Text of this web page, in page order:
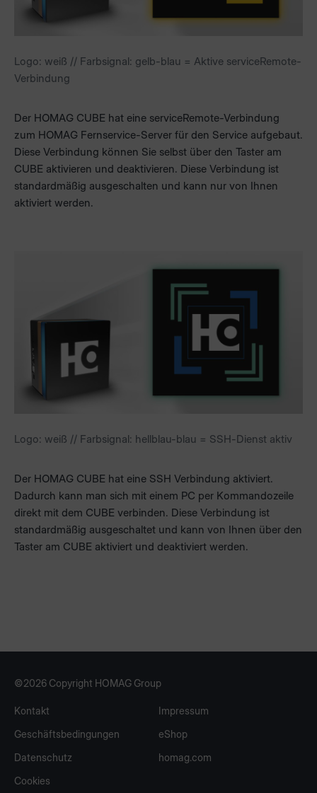
Logo: weiß // Farbsignal: gelb-blau = Aktive serviceRemote-
Verbindung
Der HOMAG CUBE hat eine serviceRemote-Verbindung
zum HOMAG Fernservice-Server für den Service aufgebaut.
Diese Verbindung können Sie selbst über den Taster am
CUBE aktivieren und deaktivieren. Diese Verbindung ist
standardmäßig ausgeschalten und kann nur von Ihnen
aktiviert werden.
Logo: weiß // Farbsignal: hellblau-blau = SSH-Dienst aktiv
Der HOMAG CUBE hat eine SSH Verbindung aktiviert.
Dadurch kann man sich mit einem PC per Kommandozeile
direkt mit dem CUBE verbinden. Diese Verbindung ist
standardmäßig ausgeschaltet und kann von Ihnen über den
Taster am CUBE aktiviert und deaktiviert werden.
©2026 Copyright HOMAG Group
Kontakt
Impressum
Geschäftsbedingungen
eShop
Datenschutz
homag.com
Cookies